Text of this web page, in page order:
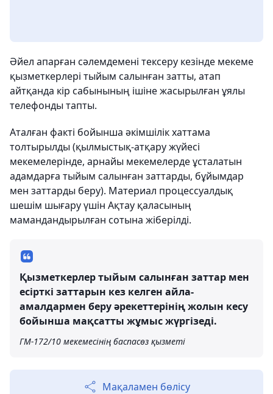
Әйел апарған сәлемдемені тексеру кезінде мекеме
қызметкерлері тыйым салынған затты, атап
айтқанда кір сабынының ішіне жасырылған ұялы
телефонды тапты.
Аталған факті бойынша әкімшілік хаттама
толтырылды (қылмыстық-атқару жүйесі
мекемелерінде, арнайы мекемелерде ұсталатын
адамдарға тыйым салынған заттарды, бұйымдар
мен заттарды беру). Материал процессуалдық
шешім шығару үшін Ақтау қаласының
мамандандырылған сотына жіберілді.
Қызметкерлер тыйым салынған заттар мен
есірткі заттарын кез келген айла-
амалдармен беру әрекеттерінің жолын кесу
бойынша мақсатты жұмыс жүргізеді.
ГМ-172/10 мекемесінің баспасөз қызметі
Мақаламен бөлісу